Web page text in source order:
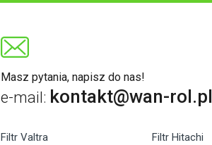
Masz pytania, napisz do nas!
e-mail: kontakt@wan-rol.pl
Filtr Valtra Filtr Hitachi